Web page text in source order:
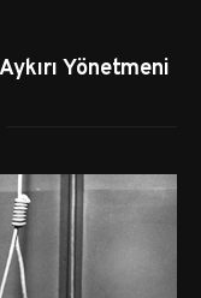
Yönetmeni